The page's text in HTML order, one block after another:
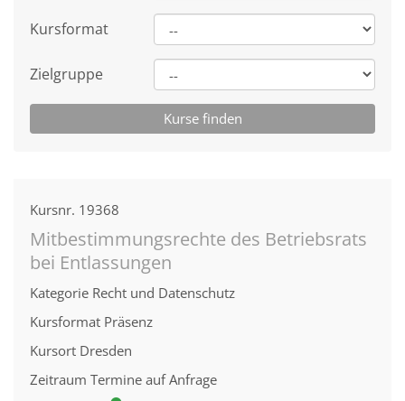
Kursformat
Zielgruppe
Kursnr. 19368
Mitbestimmungsrechte des Betriebsrats
bei Entlassungen
Kategorie Recht und Datenschutz
Kursformat Präsenz
Kursort Dresden
Zeitraum Termine auf Anfrage